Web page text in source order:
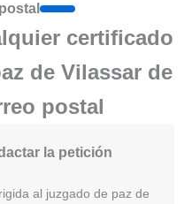
certificado
de Vilassar de
postal
la petición
al juzgado de paz de